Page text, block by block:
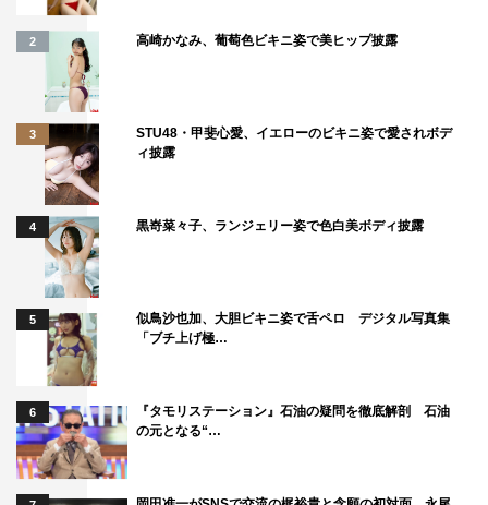
ガの現在・過去・未来を堪能できる4時間半となってい
る。
番組情報
『アップアップガールズ（仮）FIVE SOUL FOREVER 完
全版』
2 高崎かなみ、葡萄色ビキニ姿で美ヒップ披露
3
STU48・甲斐心愛、イエローのビキニ姿で愛されボデ
ィ披露
4 黒嵜菜々子、ランジェリー姿で色白美ボディ披露
5
似鳥沙也加、大胆ビキニ姿で舌ペロ デジタル写真集
「ブチ上げ極…
6
『タモリステーション』石油の疑問を徹底解剖 石油
の元となる“…